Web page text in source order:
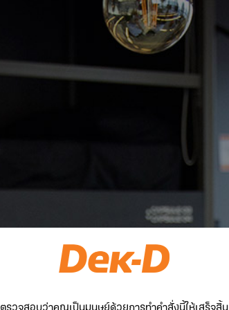
ตรวจสอบว่าคุณเป็นมนุษย์ด้วยการทำคำสั่งนี้ให้เสร็จสิ้น